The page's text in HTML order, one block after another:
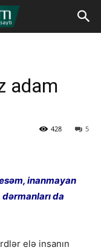
adam
5
428
inanmayan
da
elə insanın